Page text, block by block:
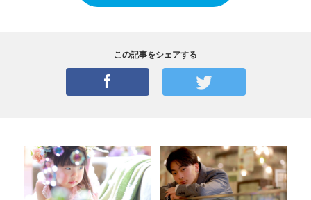
この記事をシェアする